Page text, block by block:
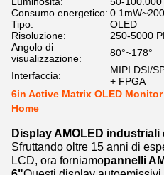
Consumo energetico:
Tipo:
OLED
Risoluzione:
250-5000
Angolo di
visualizzazione:
80°~178°
Interfaccia:
MIPI DSI/
+ FPGA
6in Active Matrix OLED
Home
Display AMOLED industriali
Sfruttando oltre 15 anni di
LCD, ora forniamopannelli